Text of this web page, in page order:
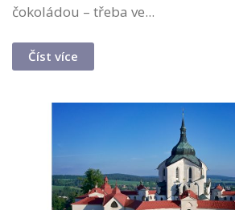
čokoládou – třeba ve...
Číst více